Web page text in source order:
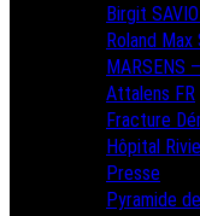
Birgit
Roland Max
MARSENS
Attalens FR
Fracture
Hôpital
Presse
Pyramide